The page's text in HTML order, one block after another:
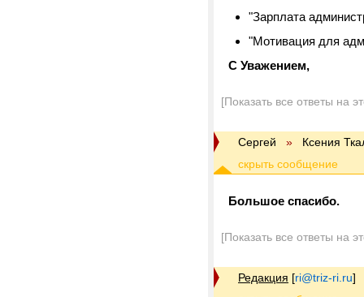
"Зарплата
"Мотивация для
С Уважением,
[Показать все ответы на
Сергей » Ксения
Большое спасибо.
[Показать все ответы на
Редакция [ri@triz-ri.ru]